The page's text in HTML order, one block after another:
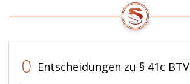
0 Entscheidungen zu § 41c BTV